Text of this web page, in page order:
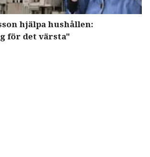
hjälpa hushållen:
för det värsta"